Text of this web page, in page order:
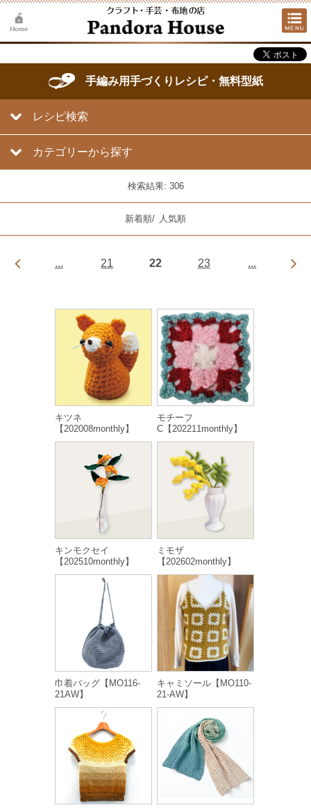
手編み用手づくりレシピ・無料型紙
レシピ検索
カテゴリーから探す
検索結果: 306
新着順/ 人気順
... 21 22 23 ...
キツネ
【202008monthly】
モチーフ
C【202211monthly】
キンモクセイ
【202510monthly】
ミモザ
【202602monthly】
巾着バッグ【MO116-
21AW】
キャミソール【MO110-
21-AW】